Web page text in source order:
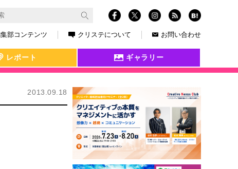
部コンテンツ クリステについて お問い合わせ
レポート ギャラリー
2013.09.18